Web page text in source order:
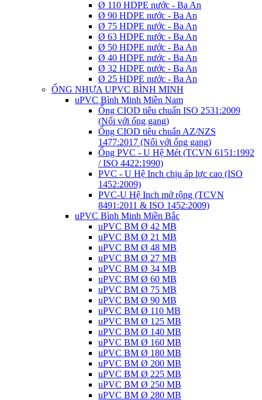
Ø 110 HDPE nước - Ba An
Ø 90 HDPE nước - Ba An
Ø 75 HDPE nước - Ba An
Ø 63 HDPE nước - Ba An
Ø 50 HDPE nước - Ba An
Ø 40 HDPE nước - Ba An
Ø 32 HDPE nước - Ba An
Ø 25 HDPE nước - Ba An
ỐNG NHỰA UPVC BÌNH MINH
uPVC Bình Minh Miền Nam
Ống CIOD tiêu chuẩn ISO 2531:2009
(Nối với ống gang)
Ống CIOD tiêu chuẩn AZ/NZS
1477:2017 (Nối với ống gang)
Ống PVC - U Hệ Mét (TCVN 6151:1992
/ ISO 4422:1990)
PVC - U Hệ Inch chịu áp lực cao (ISO
1452:2009)
PVC-U Hệ Inch mở rộng (TCVN
8491:2011 & ISO 1452:2009)
uPVC Bình Minh Miền Bắc
uPVC BM Ø 42 MB
uPVC BM Ø 21 MB
uPVC BM Ø 48 MB
uPVC BM Ø 27 MB
uPVC BM Ø 34 MB
uPVC BM Ø 60 MB
uPVC BM Ø 75 MB
uPVC BM Ø 90 MB
uPVC BM Ø 110 MB
uPVC BM Ø 125 MB
uPVC BM Ø 140 MB
uPVC BM Ø 160 MB
uPVC BM Ø 180 MB
uPVC BM Ø 200 MB
uPVC BM Ø 225 MB
uPVC BM Ø 250 MB
uPVC BM Ø 280 MB